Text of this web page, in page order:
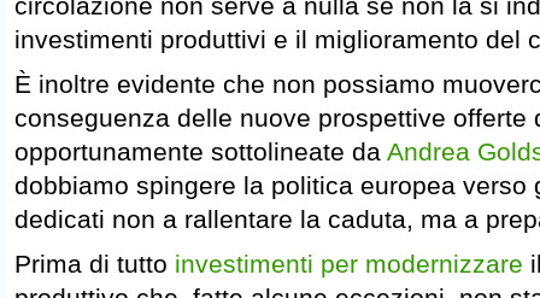
investimenti produttivi e il miglioramento del
È inoltre evidente che non possiamo
conseguenza delle nuove prospettive offerte
opportunamente sottolineate da Andrea
dobbiamo spingere la politica europea verso
dedicati non a rallentare la caduta, ma a
Prima di tutto investimenti per modernizzare